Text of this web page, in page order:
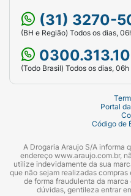
(31) 3270-
(BH e Região) Todos os dias,
(Todo Brasil) Todos os dias,
Portal
Código de
A Drogaria Araujo S/A informa
endereço www.araujo.com.br,
utilize indevidamente da sua
que não sejam realizadas
de forma fraudulenta da marca
dúvidas, gentileza entrar